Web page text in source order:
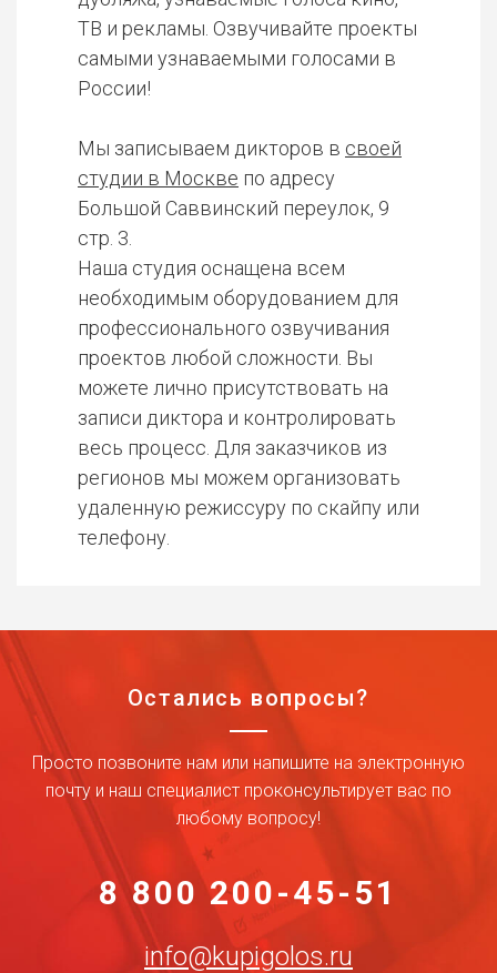
ТВ и рекламы. Озвучивайте проекты
самыми узнаваемыми голосами в
России!
Мы записываем дикторов в своей
студии в Москве по адресу
Большой Саввинский переулок, 9
стр. 3.
Наша студия оснащена всем
необходимым оборудованием для
профессионального озвучивания
проектов любой сложности. Вы
можете лично присутствовать на
записи диктора и контролировать
весь процесс. Для заказчиков из
регионов мы можем организовать
удаленную режиссуру по скайпу или
телефону.
Остались вопросы?
Просто позвоните нам или напишите на электронную
почту и наш специалист проконсультирует вас по
любому вопросу!
8 800 200-45-51
info@kupigolos.ru